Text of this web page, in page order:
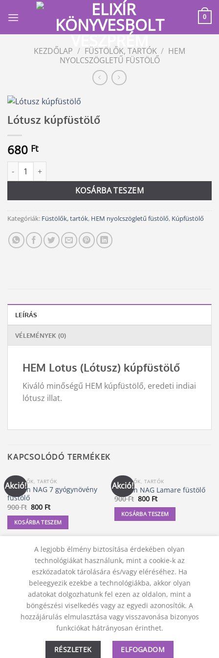
0
KEZDŐLAP / FÜSTÖLŐK, TARTÓK / HEM
NYOLCSZÖGLETŰ FÜSTÖLŐ
Lótusz kúpfüstölő
680 Ft
Lótusz kúpfüstölő mennyiség
KOSÁRBA TESZEM
Alternative:
Kategóriák: Füstölők, tartók, HEM nyolcszögletű füstölő, Kúpfüstölő
LEÍRÁS
VÉLEMÉNYEK (0)
HEM Lotus (Lótusz) kúpfüstölő
Kiváló minőségű HEM kúpfüstölő, eredeti indiai
lótusz illat.
KAPCSOLÓDÓ TERMÉKEK
Akció!
FÜSTÖLŐK, TARTÓK
Golden NAG 7 gyógynövény
füstölő
900Ft Original
price
was:
900 Ft.
800 FtCurrent
price
is:
800 Ft.
KOSÁRBA TESZEM
Akció!
FÜSTÖLŐK, TARTÓK
Golden NAG Lamare füstölő
900Ft Original
was:
900 Ft.
800 FtCurrent
is:
800 Ft.
KOSÁRBA TESZEM
KAPCSOLAT ADATVÉDELMI NYILATKOZAT
JOGI NYILATKOZAT
SZÁLLÍTÁSI FELTÉTELEK
© 2012 - 2026 Trigon 9000 Kft.
A legjobb élmény biztosítása érdekében olyan
technológiákat használunk, mint a cookie-k az
eszközadatok tárolására és/vagy eléréséhez. Ha
beleegyezik ezekbe a technológiákba, akkor olyan
adatokat dolgozhatunk fel ezen az oldalon, mint a
böngészési viselkedés vagy az egyedi azonosítók. A
hozzájárulás elmulasztása vagy visszavonása bizonyos
funkciókat hátrányosan érinthet.
RÉSZLETEK ELFOGADOM